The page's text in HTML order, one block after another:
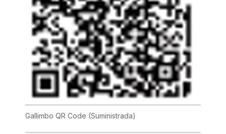
Gallimbo QR Code (Suministrada)